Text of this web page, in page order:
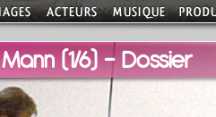
(1/6) - Dossier